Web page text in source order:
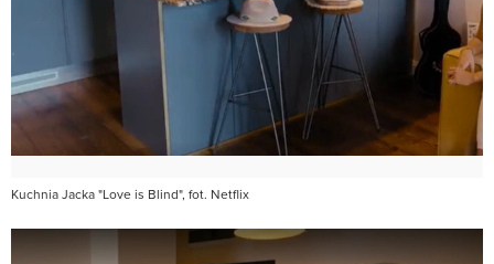
Kuchnia Jacka "Love is Blind", fot. Netflix